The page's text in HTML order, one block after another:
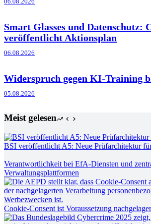
Smart Glasses und Datenschutz:
veröffentlicht Aktionsplan
06.08.2026
Widerspruch gegen KI-Training
05.08.2026
Meist gelesen
BSI veröffentlicht A5: Neue Prüfarchitektur
Verantwortlichkeit bei EfA-Diensten und
Verwaltungsplattformen
Cookie-Consent ist Voraussetzung